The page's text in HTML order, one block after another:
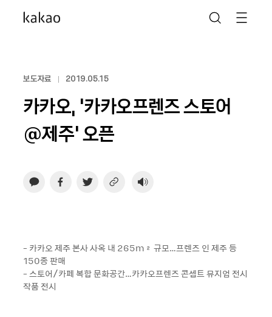
보도자료 2019.05.15
카카오, ‘카카오프렌즈 스토어
@제주’ 오픈
- 카카오 제주 본사 사옥 내 265m² 규모…프렌즈 인 제주 등
150종 판매
- 스토어/카페 복합 문화공간…카카오프렌즈 콘셉트 뮤지엄 전시
작품 전시